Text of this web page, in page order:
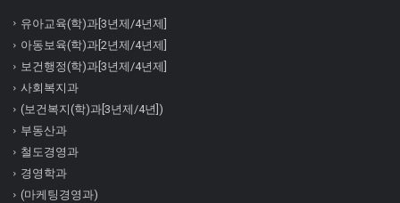
유아교육(학)과[3년제/4년제]
아동보육(학)과[2년제/4년제]
보건행정(학)과[3년제/4년제]
사회복지과
(보건복지(학)과[3년제/4년])
부동산과
철도경영과
경영학과
(마케팅경영과)